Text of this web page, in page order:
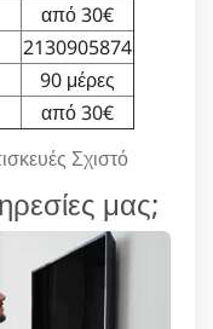
Σχιστό
από 30€
2130905874
90 μέρες
από 30€
μας;